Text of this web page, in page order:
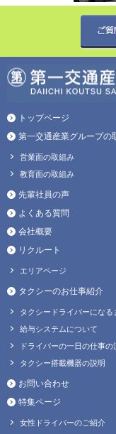
トップページ
第一交通産業グループの
営業面の取組み
教育面の取組み
先輩社員の声
よくある質問
会社概要
リクルート
エリアページ
タクシーのお仕事紹介
タクシードライバーになる
給与システムについて
ドライバーの一日の仕事の
タクシー搭載機器の説明
お問い合わせ
特集ページ
女性ドライバーのご紹介